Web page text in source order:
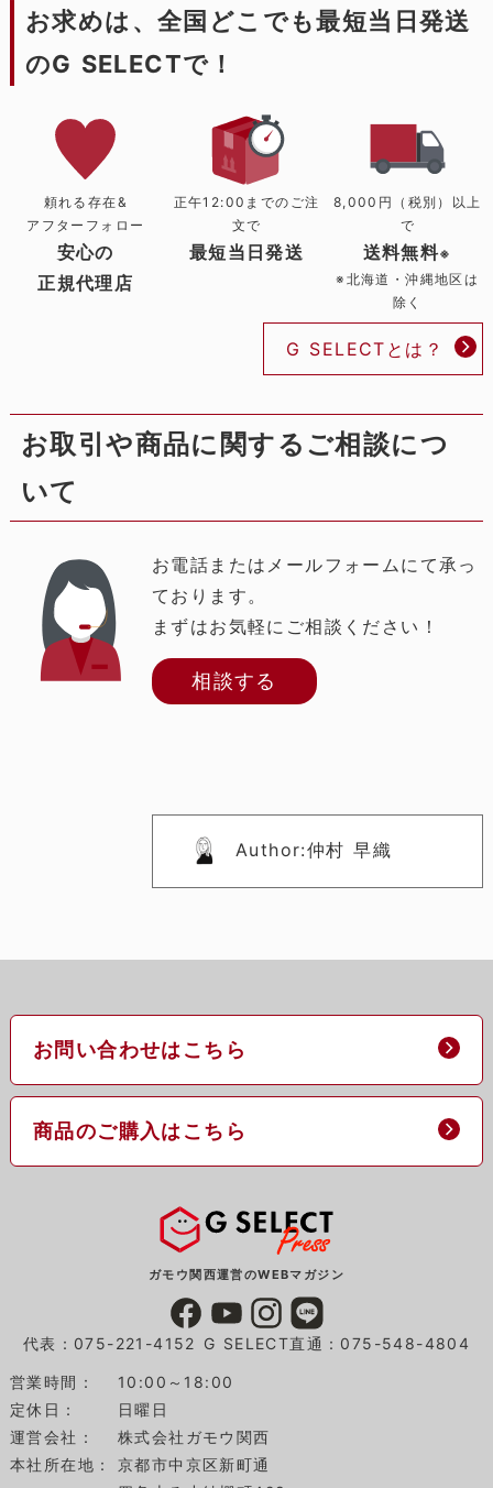
お求めは、全国どこでも最短当日発送
のG SELECTで！
頼れる存在&
アフターフォロー
安心の
正規代理店
正午12:00までのご注
文で
最短当日発送
8,000円（税別）以上
で
送料無料※
※北海道・沖縄地区は
除く
G SELECTとは？
お取引や商品に関するご相談につ
いて
お電話またはメールフォームにて承っ
ております。
まずはお気軽にご相談ください！
相談する
Author:仲村 早織
お問い合わせはこちら
商品のご購入はこちら
ガモウ関西運営のWEBマガジン
代表：075-221-4152 G SELECT直通：075-548-4804
営業時間：
10:00～18:00
定休日：
日曜日
運営会社：
株式会社ガモウ関西
本社所在地：
京都市中京区新町通